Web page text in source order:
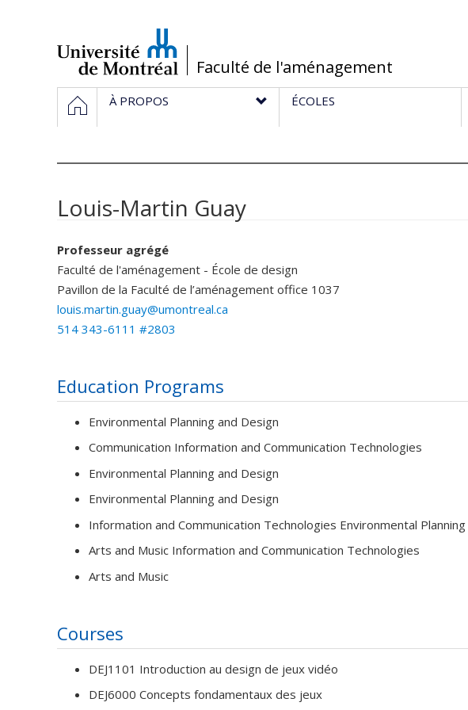
/Faculté de l'aménagement
Navigation
principale
HOMEÀ PROPOS ÉCOLES
Louis-Martin Guay
Professeur agrégé
Faculté de l'aménagement - École de design
Pavillon de la Faculté de l’aménagement office 1037
louis.martin.guay@umontreal.ca
514 343-6111 #2803
Education Programs
Environmental Planning and Design
Communication Information and Communication Technologies
Environmental Planning and Design
Environmental Planning and Design
Information and Communication Technologies Environmental
Arts and Music Information and Communication Technologies
Arts and Music
Courses
DEJ1101 Introduction au design de jeux vidéo
DEJ6000 Concepts fondamentaux des jeux